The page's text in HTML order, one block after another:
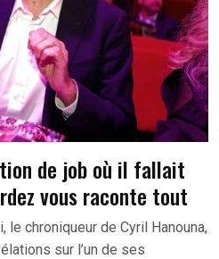
de job où il fallait
vous raconte tout
le chroniqueur de Cyril Hanouna,
sur l’un de ses